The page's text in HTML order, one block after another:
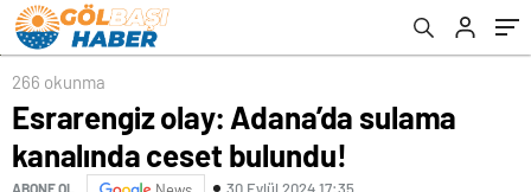
266 okunma
Esrarengiz olay: Adana’da sulama
kanalında ceset bulundu!
ABONE OL